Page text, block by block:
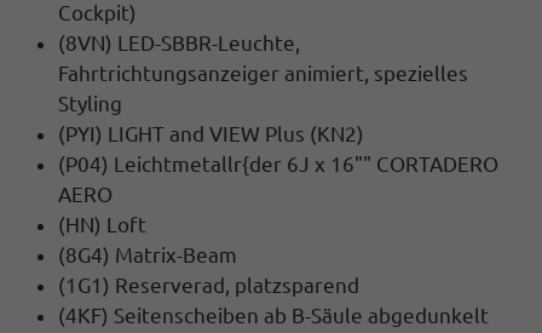
Cockpit)
(8VN) LED-SBBR-Leuchte,
Fahrtrichtungsanzeiger animiert, spezielles
Styling
(PYI) LIGHT and VIEW Plus (KN2)
(P04) Leichtmetallr{der 6J x 16"" CORTADERO
AERO
(HN) Loft
(8G4) Matrix-Beam
(1G1) Reserverad, platzsparend
(4KF) Seitenscheiben ab B-Säule abgedunkelt